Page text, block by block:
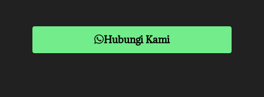
Hubungi Kami